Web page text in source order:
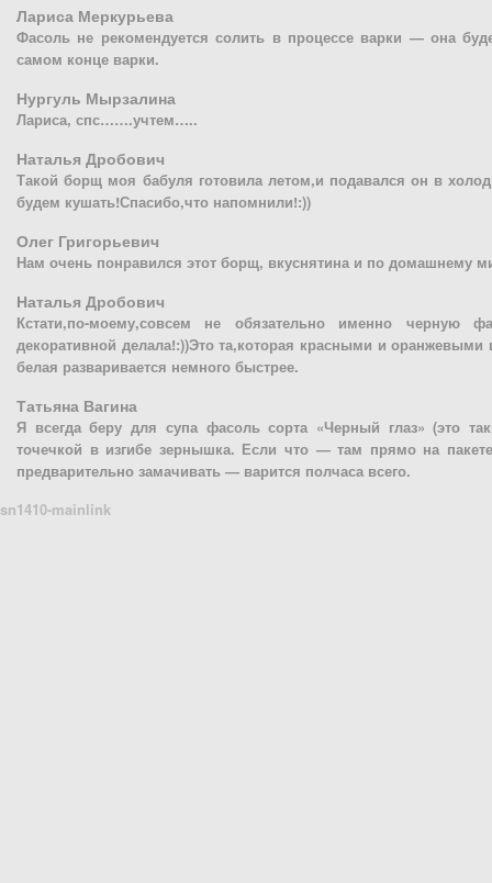
Лариса Меркурьева
Фасоль не рекомендуется солить в процессе варки — она
самом конце варки.
Нургуль Мырзалина
Лариса, спс…….учтем…..
Наталья Дробович
Такой борщ моя бабуля готовила летом,и подавался он в
будем кушать!Спасибо,что напомнили!:))
Олег Григорьевич
Нам очень понравился этот борщ, вкуснятина и по домашнему
Наталья Дробович
Кстати,по-моему,совсем не обязательно именно черную
декоративной делала!:))Это та,которая красными и
белая разваривается немного быстрее.
Татьяна Вагина
Я всегда беру для супа фасоль сорта «Черный глаз» (это
точечкой в изгибе зернышка. Если что — там прямо на
предварительно замачивать — варится полчаса всего.
sn1410-mainlink